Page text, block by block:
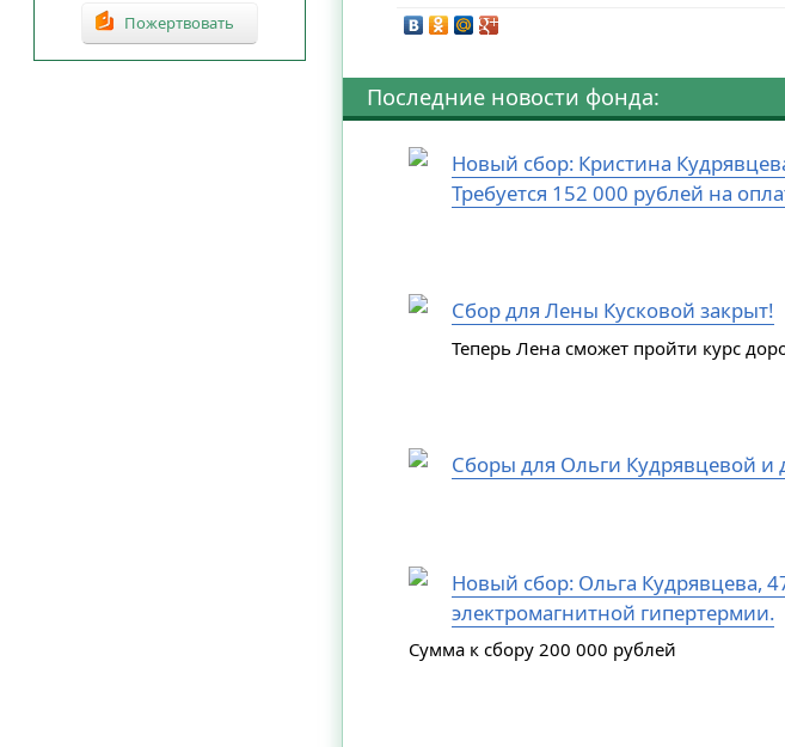
Пожертвовать
Последние новости фонда:
Новый сбор: Кристина
Требуется 152 000 рублей на
Сбор для Лены Кусковой закрыт!
Теперь Лена сможет пройти курс
Сборы для Ольги Кудрявцевой
Новый сбор: Ольга Кудрявцева,
электромагнитной гипертермии.
Сумма к сбору 200 000 рублей